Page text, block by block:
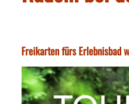
Freikarten fürs Erlebnisbad